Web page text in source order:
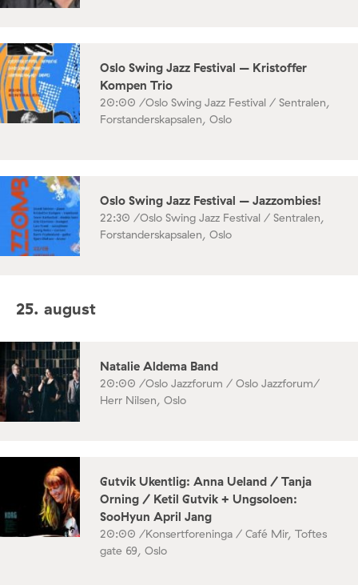
Oslo Swing Jazz Festival – Kristoffer
Kompen Trio
20:00 /Oslo Swing Jazz Festival / Sentralen,
Forstanderskapsalen, Oslo
Oslo Swing Jazz Festival – Jazzombies!
22:30 /Oslo Swing Jazz Festival / Sentralen,
Forstanderskapsalen, Oslo
25. august
Natalie Aldema Band
20:00 /Oslo Jazzforum / Oslo Jazzforum/
Herr Nilsen, Oslo
Gutvik Ukentlig: Anna Ueland / Tanja
Orning / Ketil Gutvik + Ungsoloen:
SooHyun April Jang
20:00 /Konsertforeninga / Café Mir, Toftes
gate 69, Oslo